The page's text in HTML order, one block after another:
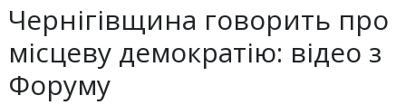
Чернігівщина говорить про
місцеву демократію: відео з
Форуму